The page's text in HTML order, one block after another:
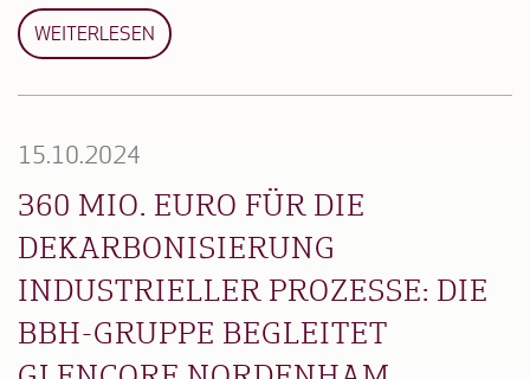
WEITERLESEN
15.10.2024
360 MIO. EURO FÜR DIE
DEKARBONISIERUNG
INDUSTRIELLER PROZESSE: DIE
BBH-GRUPPE BEGLEITET